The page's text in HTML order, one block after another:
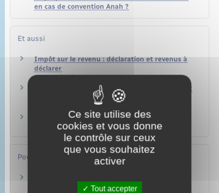
en cas de convention Anah ?
Et aussi
Impôt sur le revenu : déclaration et revenus à
déclarer
Argent – Impôts – Consommation
Impôt sur le revenu : déductions, réductions et
Argent – Impôts – Consommation
Achat ou vente d'un logement
Logement
Pour en savoir plus
Ministère chargé du logement
Ce site utilise des
cookies et vous donne
le contrôle sur ceux
que vous souhaitez
activer
Tout accepter